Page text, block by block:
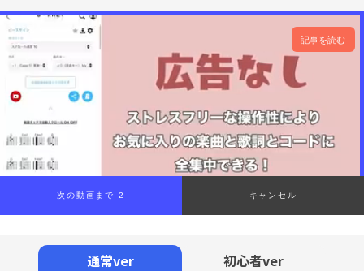
記事を読む
次の動画まで 1 キャンセル
通常ver 初心者ver